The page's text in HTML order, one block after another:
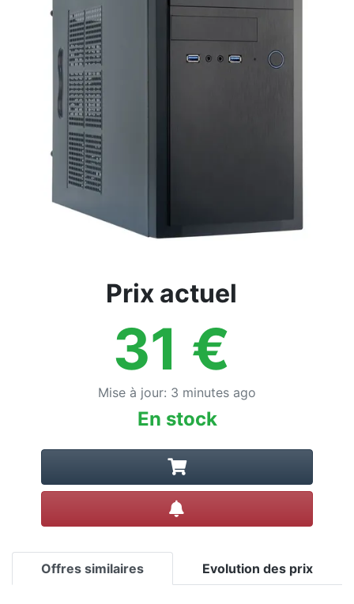
Prix actuel
31 €
Mise à jour: 3 minutes ago
En stock
Offres similaires Evolution des prix